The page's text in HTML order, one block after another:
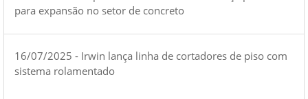
para expansão no setor de concreto
16/07/2025 - Irwin lança linha de cortadores de piso com
sistema rolamentado